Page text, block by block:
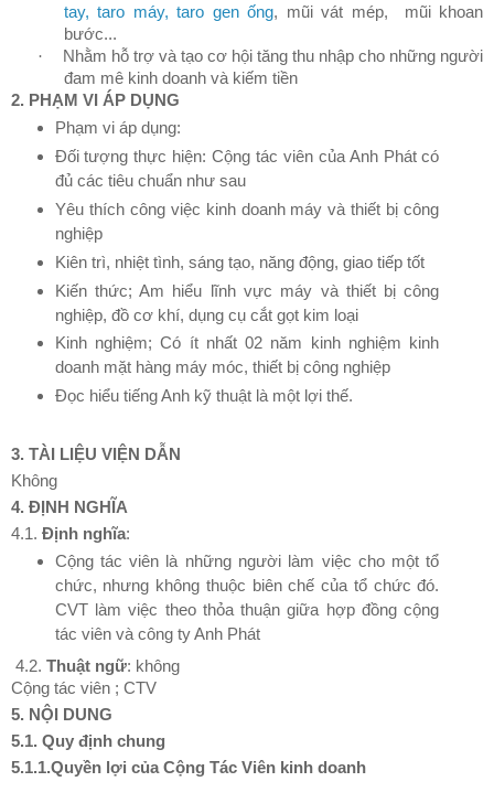
tay, taro máy, taro gen ống, mũi vát mép, mũi khoan
bước...
·
Nhằm hỗ trợ và tạo cơ hội tăng thu nhập cho những người
đam mê kinh doanh và kiếm tiền
2. PHẠM VI ÁP DỤNG
Phạm vi áp dụng:
Đối tượng thực hiện: Cộng tác viên của Anh Phát có
đủ các tiêu chuẩn như sau
Yêu thích công việc kinh doanh máy và thiết bị công
nghiệp
Kiên trì, nhiệt tình, sáng tạo, năng động, giao tiếp tốt
Kiến thức; Am hiểu lĩnh vực máy và thiết bị công
nghiệp, đồ cơ khí, dụng cụ cắt gọt kim loại
Kinh nghiệm; Có ít nhất 02 năm kinh nghiệm kinh
doanh mặt hàng máy móc, thiết bị công nghiệp
Đọc hiểu tiếng Anh kỹ thuật là một lợi thế.
3. TÀI LIỆU VIỆN DẪN
Không
4. ĐỊNH NGHĨA
4.1. Định nghĩa:
Cộng tác viên là những người làm việc cho một tổ
chức, nhưng không thuộc biên chế của tổ chức đó.
CVT làm việc theo thỏa thuận giữa hợp đồng cộng
tác viên và công ty Anh Phát
4.2. Thuật ngữ: không
Cộng tác viên ; CTV
5. NỘI DUNG
5.1. Quy định chung
5.1.1.Quyền lợi của Cộng Tác Viên kinh doanh